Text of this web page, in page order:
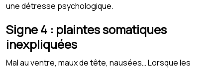
une détresse psychologique.
Signe 4 : plaintes somatiques
inexpliquées
Mal au ventre, maux de tête, nausées… Lorsque les